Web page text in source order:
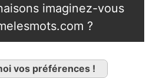
imaginez-vous
?
vos préférences !